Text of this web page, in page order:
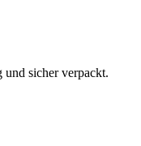
sicher verpackt.